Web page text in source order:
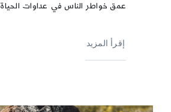
عمق خواطر الناس في عداوات الحياة
إقرأ المزيد